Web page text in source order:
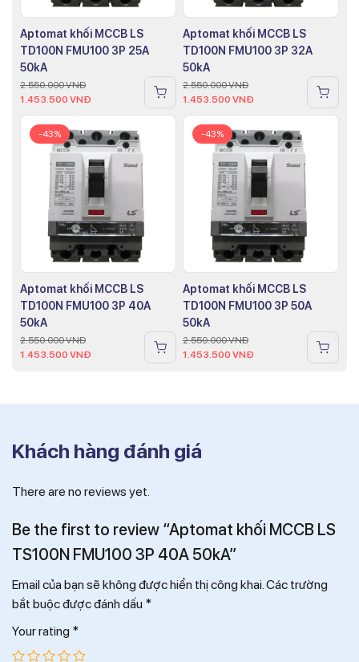
Aptomat khối MCCB LS
TD100N FMU100 3P 25A
50kA
2.550.000VNĐ
1.453.500 VNĐ
Aptomat khối MCCB LS
TD100N FMU100 3P 32A
50kA
2.550.000VNĐ
1.453.500 VNĐ
-43%
Aptomat khối MCCB LS
TD100N FMU100 3P 40A
50kA
2.550.000VNĐ
1.453.500 VNĐ
-43%
Aptomat khối MCCB LS
TD100N FMU100 3P 50A
50kA
2.550.000VNĐ
1.453.500 VNĐ
Khách hàng đánh giá
There are no reviews yet.
Be the first to review “Aptomat khối MCCB LS
TS100N FMU100 3P 40A 50kA”
Email của bạn sẽ không được hiển thị công khai.Các trường
bắt buộc được đánh dấu *
Your rating *